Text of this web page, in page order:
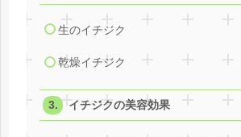
生のイチジク
乾燥イチジク
イチジクの美容効果